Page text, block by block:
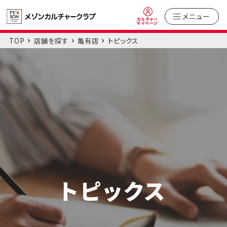
カルチャー
マイページ
メニュー
トピックス
TOP 店舗を探す 亀有店 トピックス